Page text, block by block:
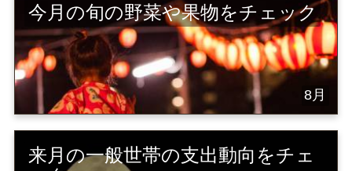
今月の旬の野菜や果物をチェック
8月
来月の一般世帯の支出動向をチェ